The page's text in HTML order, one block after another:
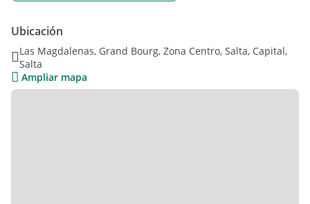
Ubicación
Las Magdalenas, Grand Bourg, Zona Centro, Salta, Capital,
Salta
Ampliar mapa